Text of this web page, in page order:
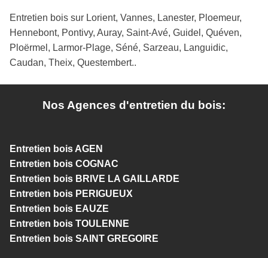
Entretien bois sur Lorient, Vannes, Lanester, Ploemeur,
Hennebont, Pontivy, Auray, Saint-Avé, Guidel, Quéven,
Ploërmel, Larmor-Plage, Séné, Sarzeau, Languidic,
Caudan, Theix, Questembert..
Nos Agences d'entretien du bois:
Entretien bois AGEN
Entretien bois COGNAC
Entretien bois BRIVE LA GAILLARDE
Entretien bois PERIGUEUX
Entretien bois EAUZE
Entretien bois TOULENNE
Entretien bois SAINT GREGOIRE